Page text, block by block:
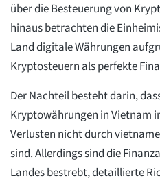
über die Besteuerung von
hinaus betrachten die
Land digitale Währungen
Kryptosteuern als perfekte
Der Nachteil besteht darin,
Kryptowährungen in Vietnam
Verlusten nicht durch
sind. Allerdings sind die
Landes bestrebt, detaillierte